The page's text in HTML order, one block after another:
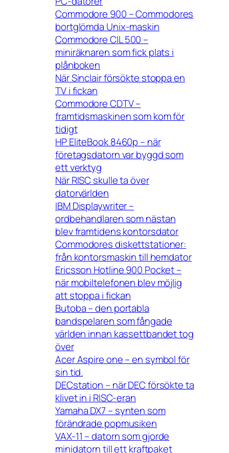
Commodore 900 – Commodores
bortglömda Unix-maskin
Commodore CIL 500 –
miniräknaren som fick plats i
plånboken
När Sinclair försökte stoppa en
TV i fickan
Commodore CDTV –
framtidsmaskinen som kom för
tidigt
HP EliteBook 8460p – när
företagsdatorn var byggd som
ett verktyg
När RISC skulle ta över
datorvärlden
IBM Displaywriter –
ordbehandlaren som nästan
blev framtidens kontorsdator
Commodores diskettstationer:
från kontorsmaskin till hemdator
Ericsson Hotline 900 Pocket –
när mobiltelefonen blev möjlig
att stoppa i fickan
Butoba – den portabla
bandspelaren som fångade
världen innan kassettbandet tog
över
Acer Aspire one – en symbol för
sin tid.
DECstation – när DEC försökte ta
klivet in i RISC-eran
Yamaha DX7 – synten som
förändrade popmusiken
VAX-11 – datorn som gjorde
minidatorn till ett kraftpaket